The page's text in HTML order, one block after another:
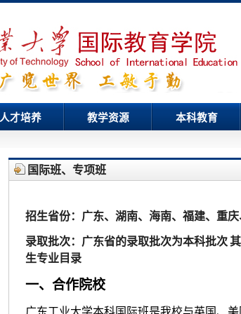
人才培养 教学资源 本科教育
国际班、专项班
招生省份：广东、湖南、海南、福建、重
录取批次： 广东省的录取批次为本科批次
生专业目录
一、合作院校
广东工业大学本科国际班是我校与英国、